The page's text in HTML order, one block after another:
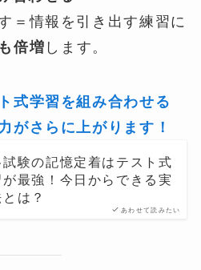
＝情報を引き出す練習に
倍増 します。
式学習を組み合わせる
がさらに上がります！
あわせて読みたい
試験の記憶定着はテスト式
が最強！今日からできる実
は？